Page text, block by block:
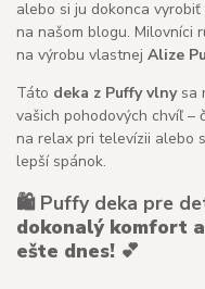
alebo si ju dokonca vyrobiť
na našom blogu. Milovníci
na výrobu vlastnej Alize
Táto deka z Puffy vlnysa
vašich pohodových chvíľ –
na relax pri televízii alebo
lepší spánok.
🛍️ Puffy deka pre
dokonalý komfort
ešte dnes! 💕